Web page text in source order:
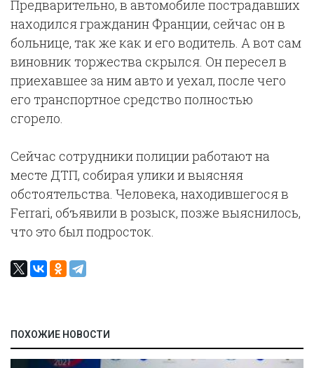
Предварительно, в автомобиле пострадавших
находился гражданин Франции, сейчас он в
больнице, так же как и его водитель. А вот сам
виновник торжества скрылся. Он пересел в
приехавшее за ним авто и уехал, после чего
его транспортное средство полностью
сгорело.
Сейчас сотрудники полиции работают на
месте ДТП, собирая улики и выясняя
обстоятельства. Человека, находившегося в
Ferrari, объявили в розыск, позже выяснилось,
что это был подросток.
ПОХОЖИЕ НОВОСТИ